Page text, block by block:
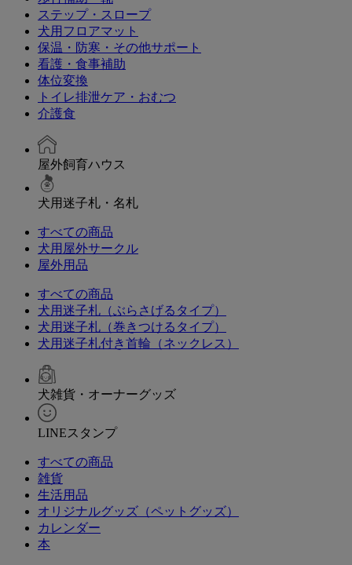
ステップ・スロープ
犬用フロアマット
保温・防寒・その他サポート
看護・食事補助
体位変換
トイレ排泄ケア・おむつ
介護食
屋外飼育ハウス
犬用迷子札・名札
すべての商品
犬用屋外サークル
屋外用品
すべての商品
犬用迷子札（ぶらさげるタイプ）
犬用迷子札（巻きつけるタイプ）
犬用迷子札付き首輪（ネックレス）
犬雑貨・オーナーグッズ
LINEスタンプ
すべての商品
雑貨
生活用品
オリジナルグッズ（ペットグッズ）
カレンダー
本